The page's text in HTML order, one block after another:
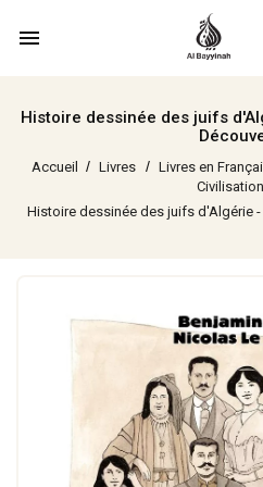
menu
Histoire dessinée des juifs
Accueil Livres Livres en
Histoire dessinée des juifs d'Algérie